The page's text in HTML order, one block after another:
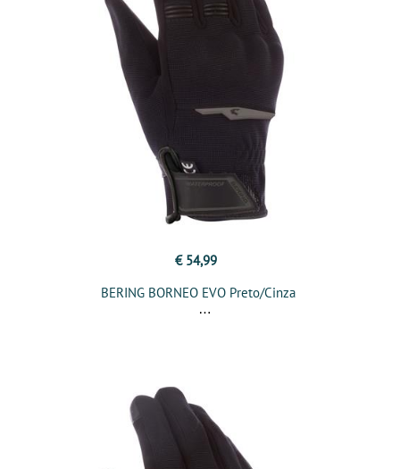
€ 54,99
BERING BORNEO EVO Preto/Cinza